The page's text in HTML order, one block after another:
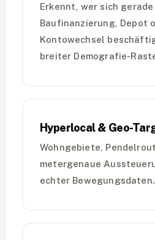
Erkennt, wer sich
Baufinanzierung, Depot
Kontowechsel
breiter Demografie-
Hyperlocal & Geo-
Wohngebiete,
metergenaue
echter Bewegungsdaten.